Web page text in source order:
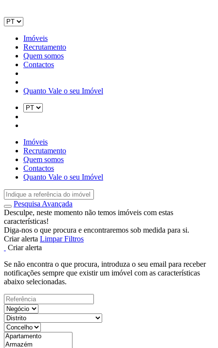
Imóveis
Recrutamento
Quem somos
Contactos
Quanto Vale o seu Imóvel
Imóveis
Recrutamento
Quem somos
Contactos
Quanto Vale o seu Imóvel
Pesquisa Avançada
Desculpe, neste momento não temos imóveis com estas
características!
Diga-nos o que procura e encontraremos sob medida para si.
Criar alerta Limpar Filtros
Criar alerta
Se não encontra o que procura, introduza o seu email para receber
notificações sempre que existir um imóvel com as características
abaixo selecionadas.